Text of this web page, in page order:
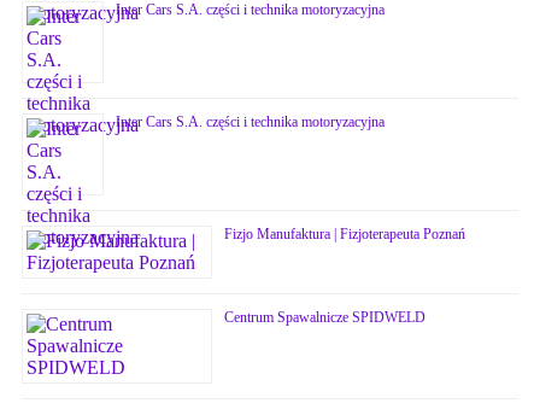
Inter Cars S.A. części i technika motoryzacyjna
Inter Cars S.A. części i technika motoryzacyjna
Fizjo Manufaktura | Fizjoterapeuta Poznań
Centrum Spawalnicze SPIDWELD